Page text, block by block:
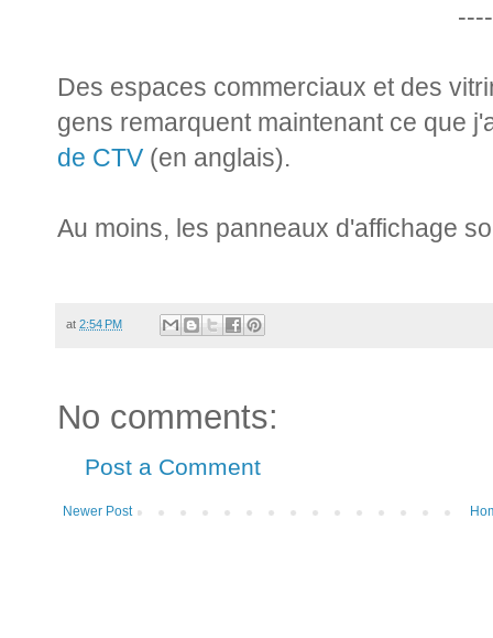
Des espaces commerciaux et des
gens remarquent maintenant ce que
de CTV (en anglais).
Au moins, les panneaux d'affichage
at 2:54 PM
No comments:
Post a Comment
Newer Post